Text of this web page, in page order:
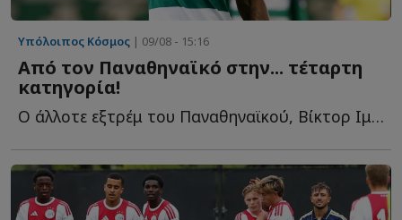
Υπόλοιπος Κόσμος | 09/08 - 15:16
Από τον Παναθηναϊκό στην... τέταρτη
κατηγορία!
Ο άλλοτε εξτρέμ του Παναθηναϊκού, Βίκτορ Ιμπάρμπο, φ...